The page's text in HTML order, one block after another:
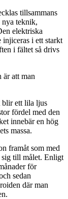
tillsammans
nya teknik,
elektriska
injiceras i ett starkt
i fältet så drivs
är att man
blir ett lila ljus
fördel med den
innebär en hög
massa.
framåt som med
sig till målet. Enligt
för
sedan
där man